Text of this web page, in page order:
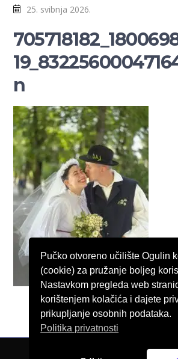
25. svibnja 2026.
n
Pučko otvoreno učilište Ogulin
(cookie) za pružanje boljeg
Nastavkom pregleda web
korištenjem kolačića i dajete
prikupljanje osobnih podataka.
Politika privatnosti